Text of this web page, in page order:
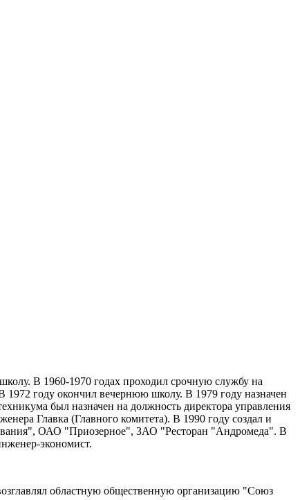
В 1960-1970 годах проходил срочную службу на
году окончил вечернюю школу. В 1979 году назначен
был назначен на должность директора управления
Главка (Главного комитета). В 1990 году создал и
ОАО "Приозерное", ЗАО "Ресторан "Андромеда". В
экономист.
областную общественную организацию "Союз